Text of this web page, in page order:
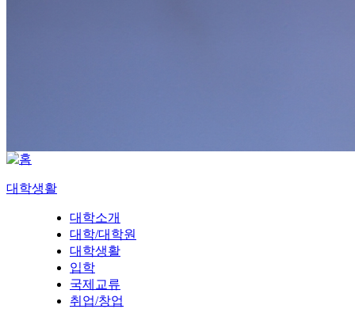
대학생활
대학소개
대학/대학원
대학생활
입학
국제교류
취업/창업